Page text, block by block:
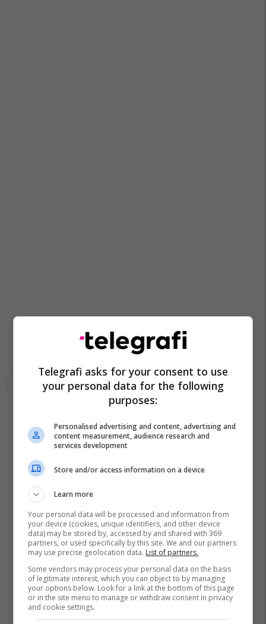
Internet Zvicër
Telegrafi asks for your consent to use
your personal data for the following
purposes:
Personalised advertising and content, advertising and
content measurement, audience research and
services development
Store and/or access information on a device
Learn more
Your personal data will be processed and information from
your device (cookies, unique identifiers, and other device
data) may be stored by, accessed by and shared with 369
partners, or used specifically by this site. We and our partners
may use precise geolocation data. List of partners.
Some vendors may process your personal data on the basis
of legitimate interest, which you can object to by managing
your options below. Look for a link at the bottom of this page
or in the site menu to manage or withdraw consent in privacy
and cookie settings.